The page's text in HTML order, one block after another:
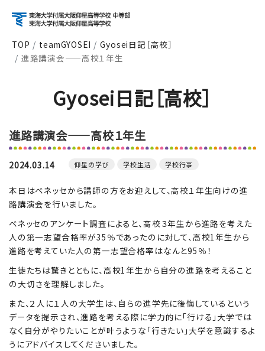
アクセス 資料請求
About 学校紹介
Course
School Life 学校生活
Education 特色ある教育
TOP teamGYOSEI
Gyosei日記［高校］
進路講演会——高校１年生
Gyosei日記［高校］
進路講演会——高校１年生
2024.03.14 仰星の学び 学校生活 学校行事
本日はベネッセから講師の方をお迎えして、高校１年生向けの進
路講演会を行いました。
ベネッセのアンケート調査によると、高校３年生から進路を考えた
人の第一志望合格率が35％であったのに対して、高校1年生から
進路を考えていた人の第一志望合格率はなんと95％！
生徒たちは驚きとともに、高校1年生から自分の進路を考えること
の大切さを理解しました。
また、２人に１人の大学生は、自らの進学先に後悔しているという
データを提示され、進路を考える際に学力的に「行ける」大学では
なく自分がやりたいことが叶うような「行きたい」大学を意識するよ
うにアドバイスしてくださいました。